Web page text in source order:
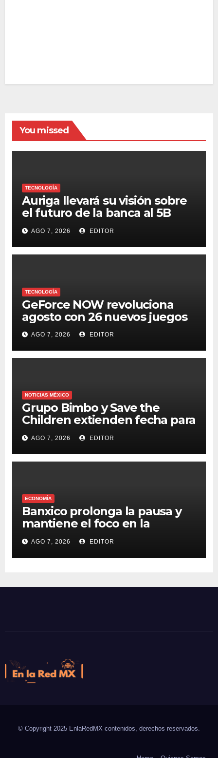
You missed
TECNOLOGÍA
Auriga llevará su visión sobre
el futuro de la banca al 5B
Digital Summit 2026
AGO 7, 2026 EDITOR
TECNOLOGÍA
GeForce NOW revoluciona
agosto con 26 nuevos juegos
AGO 7, 2026 EDITOR
NOTICIAS MÉXICO
Grupo Bimbo y Save the
Children extienden fecha para
apoyar a damnificados de
Venezuela
AGO 7, 2026 EDITOR
ECONOMÍA
Banxico prolonga la pausa y
mantiene el foco en la
inflación
AGO 7, 2026 EDITOR
© Copyright 2025 EnlaRedMX contenidos, derechos reservados.